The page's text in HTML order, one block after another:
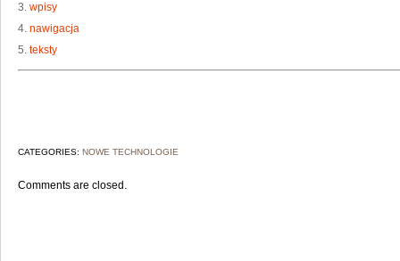
3. wpisy
4. nawigacja
5. teksty
CATEGORIES: NOWE TECHNOLOGIE
Comments are closed.